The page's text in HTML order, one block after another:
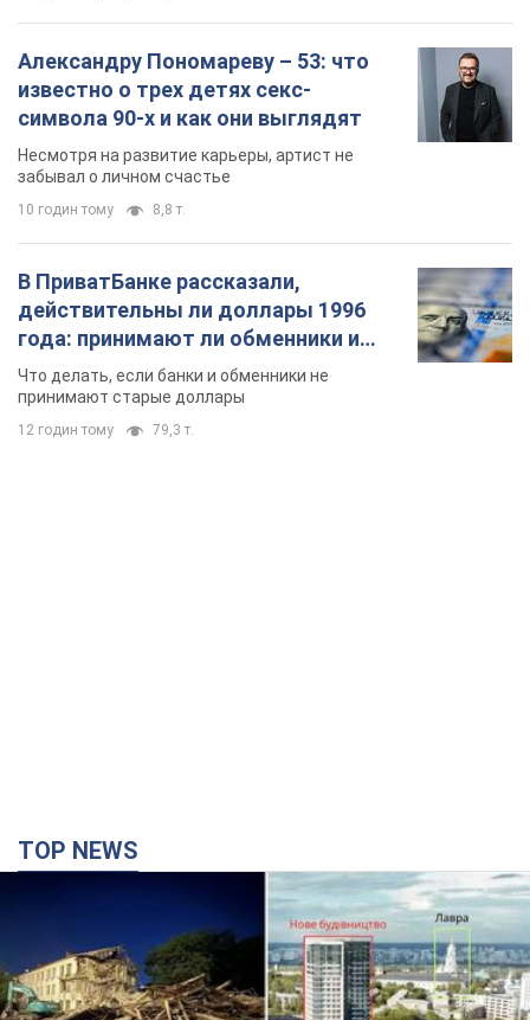
Александру Пономареву – 53: что
известно о трех детях секс-
символа 90-х и как они выглядят
Несмотря на развитие карьеры, артист не
забывал о личном счастье
10 годин тому 8,8 т.
В ПриватБанке рассказали,
действительны ли доллары 1996
года: принимают ли обменники и
банки такие купюры
Что делать, если банки и обменники не
принимают старые доллары
12 годин тому 79,3 т.
TOP NEWS